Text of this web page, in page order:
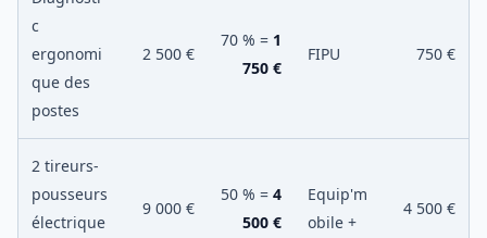
c
ergonomi
que des
postes
2 500 €
70 % = 1
750 €
FIPU 750 €
2 tireurs-
pousseurs
électrique
9 000 €
50 % = 4
500 €
Equip'm
obile +
4 500 €